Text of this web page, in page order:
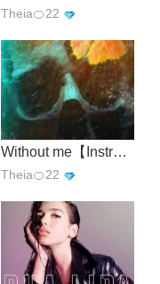
Theia🍊22
Without me【Instrumental】
Theia🍊22